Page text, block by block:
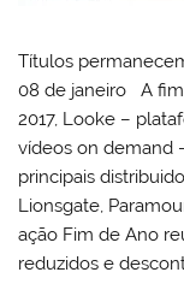
Títulos
08 de janeiro A
2017, Looke –
vídeos on demand
principais
Lionsgate,
ação Fim de Ano
reduzidos e